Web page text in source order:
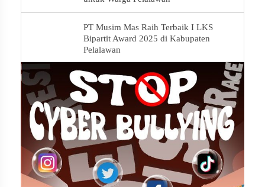
PT Musim Mas Raih Terbaik I LKS
Bipartit Award 2025 di Kabupaten
Pelalawan